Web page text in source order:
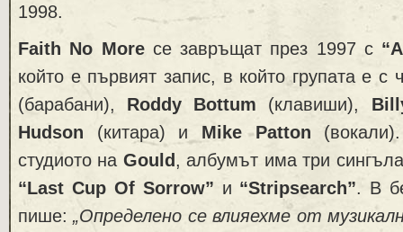
1998.
Faith No Moreсе завръщат през 1997 с
който е първият запис, в който групата е с
(барабани), Roddy Bottum (клавиши),
Hudson (китара) и Mike Patton
студиото на Gould , албумът има три
“Last Cup Of Sorrow” и “Stripsearch”. В
пише:„Определено се влияехме от